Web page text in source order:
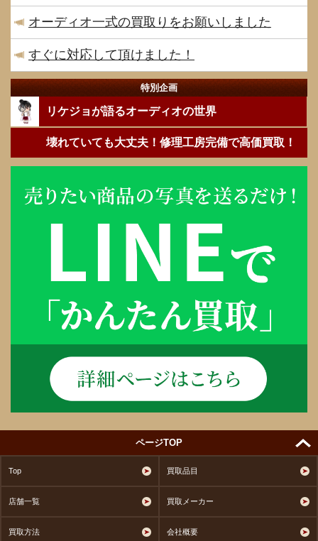
オーディオ一式の買取りをお願いしました
すぐに対応して頂けました！
特別企画
リケジョが語るオーディオの世界
壊れていても大丈夫！修理工房完備で高価買取！
ページTOP
Top 買取品目
店舗一覧 買取メーカー
買取方法 会社概要